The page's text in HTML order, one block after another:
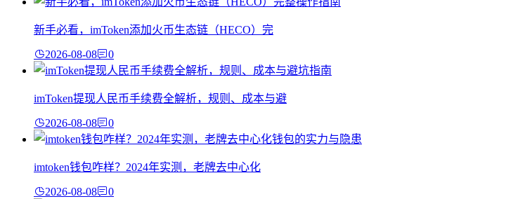
新手必看，imToken添加火币生态链（HECO）完
2026-08-08 0
imToken提现人民币手续费全解析，规则、成本与避
2026-08-08 0
imtoken钱包咋样？2024年实测，老牌去中心化
2026-08-08 0